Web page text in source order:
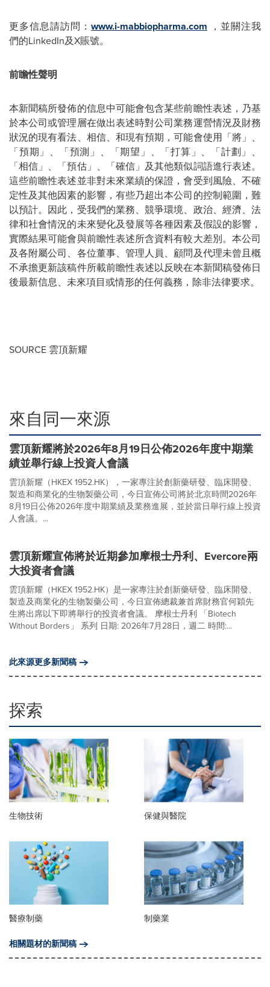
更多信息請訪問： www.i-mabbiopharma.com ，並關注我
們的LinkedIn及X賬號。
前瞻性聲明
本新聞稿所發佈的信息中可能會包含某些前瞻性表述，乃基
於本公司或管理層在做出表述時對公司業務運營情況及財務
狀況的現有看法、相信、和現有預期，可能會使用「將」、
「預期」、「預測」、「期望」、「打算」、「計劃」、
「相信」、「預估」、「確信」及其他類似詞語進行表述。
這些前瞻性表述並非對未來業績的保證，會受到風險、不確
定性及其他因素的影響，有些乃超出本公司的控制範圍，難
以預計。因此，受我們的業務、競爭環境、政治、經濟、法
律和社會情況的未來變化及發展等各種因素及假設的影響，
實際結果可能會與前瞻性表述所含資料有較大差別。本公司
及各附屬公司、各位董事、管理人員、顧問及代理未曾且概
不承擔更新該稿件所載前瞻性表述以反映在本新聞稿發佈日
後最新信息、未來項目或情形的任何義務，除非法律要求。
SOURCE 雲頂新耀
來自同一來源
雲頂新耀將於2026年8月19日公佈2026年度中期業
績並舉行線上投資人會議
雲頂新耀（HKEX 1952.HK），一家專注於創新藥研發、臨床開發、
製造和商業化的生物製藥公司，今日宣佈公司將於北京時間2026年
8月19日公佈2026年度中期業績及業務進展，並於當日舉行線上投資
人會議。...
雲頂新耀宣佈將於近期參加摩根士丹利、Evercore兩
大投資者會議
雲頂新耀（HKEX 1952.HK）是一家專注於創新藥研發、臨床開發、
製造及商業化的生物製藥公司，今日宣佈總裁兼首席財務官何穎先
生將出席以下即將舉行的投資者會議。 摩根士丹利 「Biotech
Without Borders」 系列 日期: 2026年7月28日，週二 時間:...
此來源更多新聞稿
探索
生物技術 保健與醫院
醫療制藥
制藥業
相關題材的新聞稿